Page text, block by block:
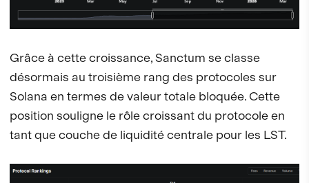
Grâce à cette croissance, Sanctum se classe
désormais au troisième rang des protocoles sur
Solana en termes de valeur totale bloquée. Cette
position souligne le rôle croissant du protocole en
tant que couche de liquidité centrale pour les LST.